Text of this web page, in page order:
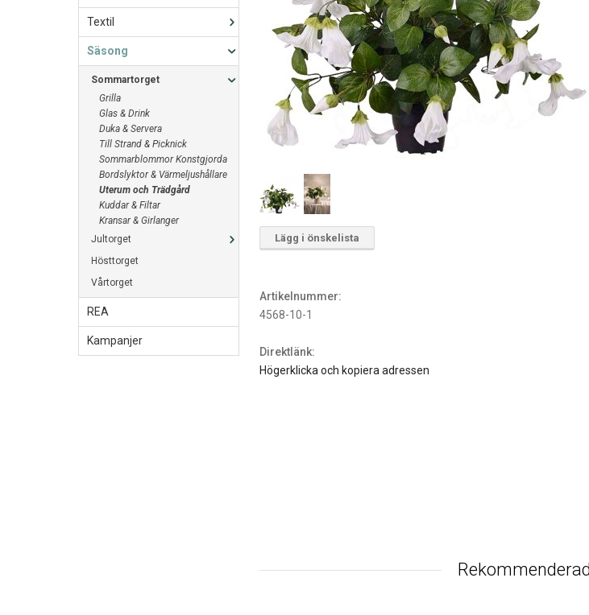
Textil
Säsong
Sommartorget
Grilla
Glas & Drink
Duka & Servera
Till Strand & Picknick
Sommarblommor Konstgjorda
Bordslyktor & Värmeljushållare
Uterum och Trädgård
Kuddar & Filtar
Kransar & Girlanger
Jultorget
Hösttorget
Vårtorget
REA
Kampanjer
Lägg i önskelista
Artikelnummer:
4568-10-1
Direktlänk:
Högerklicka och kopiera adressen